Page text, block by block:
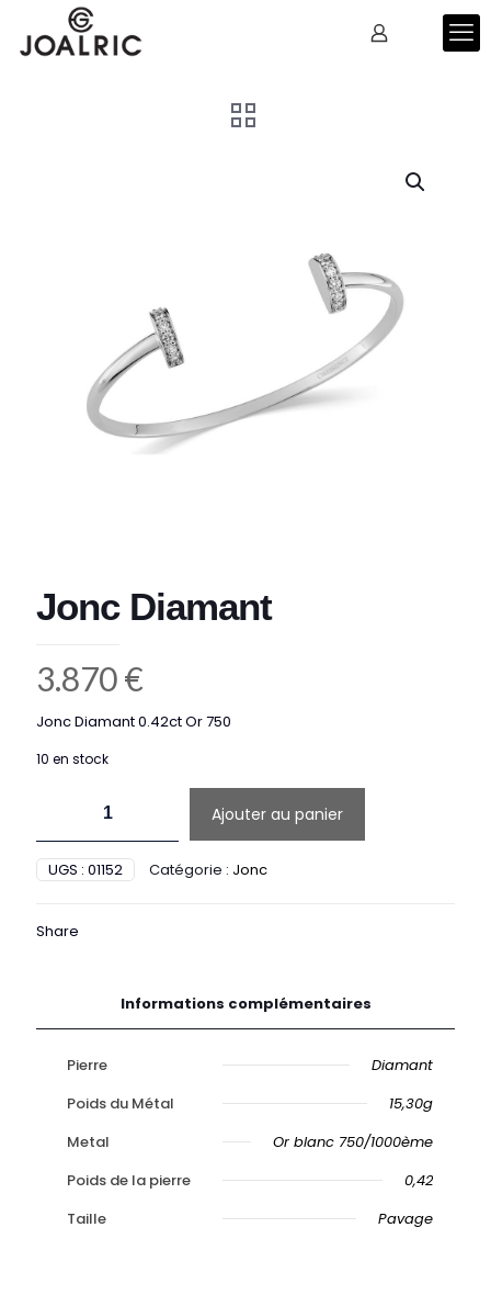
Jonc Diamant
3.870€
Jonc Diamant 0.42ct Or 750
10 en stock
Jonc
Diamant
Ajouter au panier
UGS : 01152 Catégorie : Jonc
Share
Informations complémentaires
Pierre
Diamant
Poids du Métal
15,30g
Metal
Or blanc 750/1000ème
Poids de la pierre
0,42
Taille
Pavage